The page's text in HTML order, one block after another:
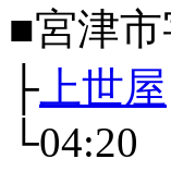
■宮津
├ 上世屋